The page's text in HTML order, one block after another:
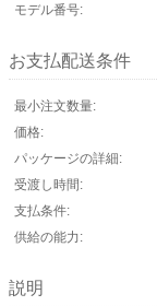
モデル番号:
お支払配送条件
最小注文数量:
価格:
パッケージの詳細:
受渡し時間:
支払条件:
供給の能力:
説明